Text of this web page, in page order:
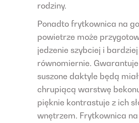
rodziny.
Ponadto frytkownica na
powietrze może
jedzenie szybciej i bardziej
równomiernie.
suszone daktyle będą
chrupiącą warstwę
pięknie kontrastuje z ich
wnętrzem. Frytkownica